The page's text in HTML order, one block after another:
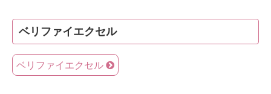
ベリファイエクセル
ベリファイエクセル